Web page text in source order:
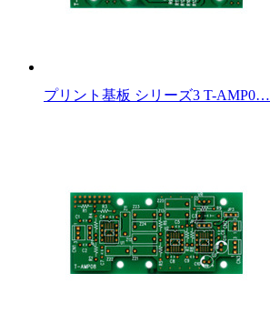
プリント基板 シリーズ3 T-AMP0…